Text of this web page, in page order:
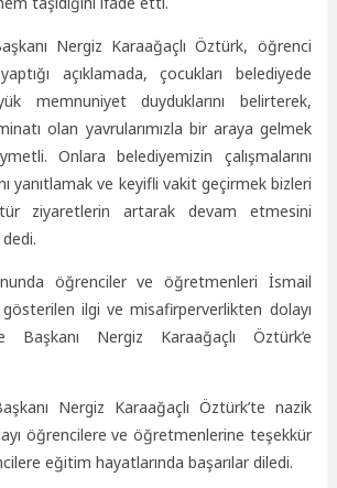
Nergiz Karaağaçlı Öztürk, öğrenci
açıklamada, çocukları belediyede
memnuniyet duyduklarını belirterek,
olan yavrularımızla bir araya gelmek
Onlara belediyemizin çalışmalarını
yanıtlamak ve keyifli vakit geçirmek bizleri
ziyaretlerin artarak devam etmesini
öğrenciler ve öğretmenleri İsmail
ilgi ve misafirperverlikten dolayı
Başkanı Nergiz Karaağaçlı Öztürk’e
Nergiz Karaağaçlı Öztürk’te nazik
öğrencilere ve öğretmenlerine teşekkür
eğitim hayatlarında başarılar diledi.